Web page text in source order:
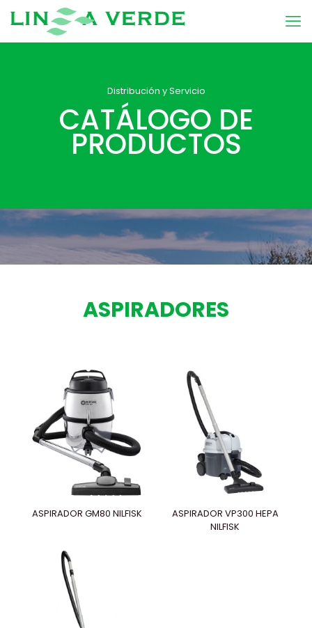
Distribución y Servicio
CATÁLOGO DE
PRODUCTOS
ASPIRADORES
ASPIRADOR GM80 NILFISK
ASPIRADOR VP300 HEPA
NILFISK